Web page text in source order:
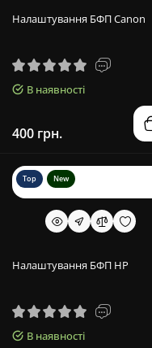
Налаштування БФП Canon
В наявності
400 грн.
Top New
Налаштування БФП HP
В наявності